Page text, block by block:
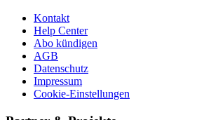
Kontakt
Help Center
Abo kündigen
AGB
Datenschutz
Impressum
Cookie-Einstellungen